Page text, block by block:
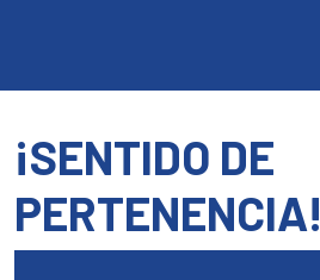
¡SENTIDO DE
PERTENENCIA!